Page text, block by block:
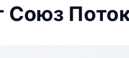
Союз